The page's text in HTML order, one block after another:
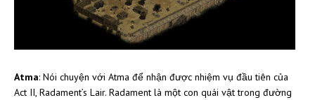
Atma: Nói chuyện với Atma để nhận được nhiệm vụ đầu tiên của
Act II, Radament’s Lair. Radament là một con quái vật trong đường